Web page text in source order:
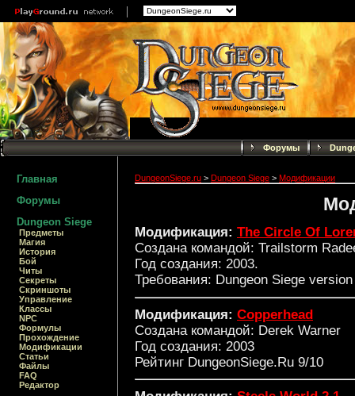
Форумы
Главная
Форумы
Dungeon Siege
Предметы
Магия
История
Бой
Читы
Секреты
Скриншоты
Управление
Классы
NPC
Формулы
Прохождение
Модификации
Статьи
Файлы
FAQ
Редактор
DungeonSiege.ru > Dungeon Siege > Модификации
Модификация: The Circle Of
Создана командой: Trailstorm
Год создания: 2003.
Требования: Dungeon Siege version
Модификация: Copperhead
Создана командой: Derek Warner
Год создания: 2003
Рейтинг DungeonSiege.Ru 9/10